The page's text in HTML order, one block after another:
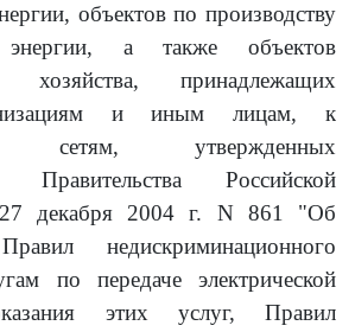
объектов по производству
энергии, а также объектов
хозяйства, принадлежащих
и иным лицам, к
сетям, утвержденных
Правительства Российской
декабря 2004 г. N 861 "Об
недискриминационного
по передаче электрической
этих услуг, Правил